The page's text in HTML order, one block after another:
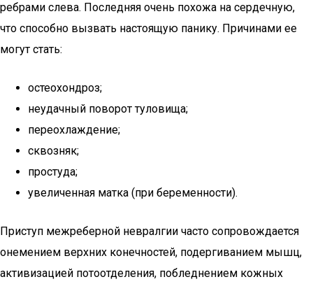
ребрами слева. Последняя очень похожа на сердечную,
что способно вызвать настоящую панику. Причинами ее
могут стать:
остеохондроз;
неудачный поворот туловища;
переохлаждение;
сквозняк;
простуда;
увеличенная матка (при беременности).
Приступ межреберной невралгии часто сопровождается
онемением верхних конечностей, подергиванием мышц,
активизацией потоотделения, побледнением кожных